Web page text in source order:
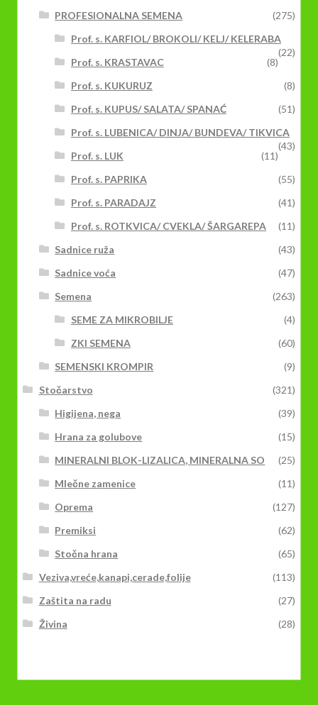
PROFESIONALNA SEMENA
(275)
Prof. s. KARFIOL/ BROKOLI/ KELJ/ KELERABA
(22)
Prof. s. KRASTAVAC
(8)
Prof. s. KUKURUZ
(8)
Prof. s. KUPUS/ SALATA/ SPANAĆ
(51)
Prof. s. LUBENICA/ DINJA/ BUNDEVA/ TIKVICA
(43)
Prof. s. LUK
(11)
Prof. s. PAPRIKA
(55)
Prof. s. PARADAJZ
(41)
Prof. s. ROTKVICA/ CVEKLA/ ŠARGAREPA
(11)
Sadnice ruža
(43)
Sadnice voća
(47)
Semena
(263)
SEME ZA MIKROBILJE
(4)
ZKI SEMENA
(60)
SEMENSKI KROMPIR
(9)
Stočarstvo
(321)
Higijena, nega
(39)
Hrana za golubove
(15)
MINERALNI BLOK-LIZALICA, MINERALNA SO
(25)
Mlečne zamenice
(11)
Oprema
(127)
Premiksi
(62)
Stočna hrana
(65)
Veziva,vreće,kanapi,cerade,folije
(113)
Zaštita na radu
(27)
Živina
(28)